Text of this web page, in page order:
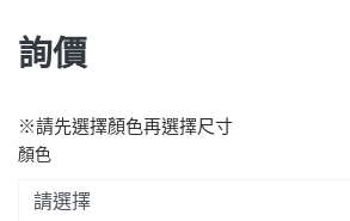
詢價
※請先選擇顏色再選擇尺寸
顏色